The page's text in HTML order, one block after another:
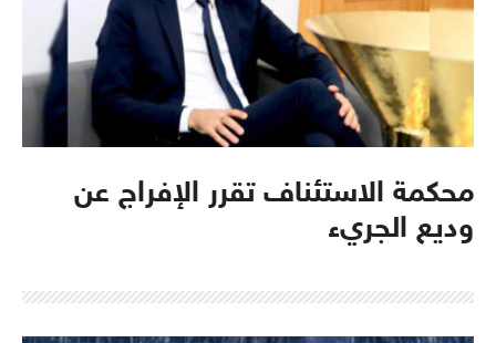
محكمة الاستئناف تقرر الإفراج عن
وديع الجريء